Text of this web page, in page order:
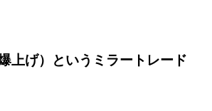
上げ）というミラートレード